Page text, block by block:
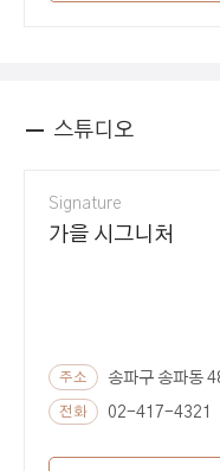
스튜디오
Signature
가을 시그니처
주소 송파구 송파동
전화 02-417-4321